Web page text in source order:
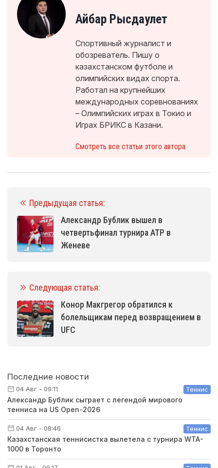
Айбар Рысдаулет
Спортивный журналист и
обозреватель. Пишу о
казахстанском футболе и
олимпийских видах спорта.
Работал на крупнейших
международных соревнованиях
– Олимпийских играх в Токио и
Играх БРИКС в Казани.
Смотреть все статьи этого автора
Предыдущая статья:
Александр Бублик вышел в
четвертьфинал турнира ATP в
Женеве
Следующая статья:
Конор Макгрегор обратился к
болельщикам перед возвращением в
UFC
Последние новости
04 Авг - 09:11 Теннис
Александр Бублик сыграет с легендой мирового
тенниса на US Open-2026
04 Авг - 08:46 Теннис
Казахстанская теннисистка вылетела с турнира WTA-
1000 в Торонто